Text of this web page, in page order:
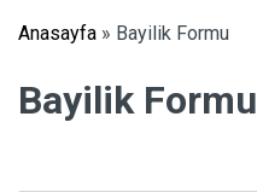
Anasayfa » Bayilik Formu
Bayilik Formu